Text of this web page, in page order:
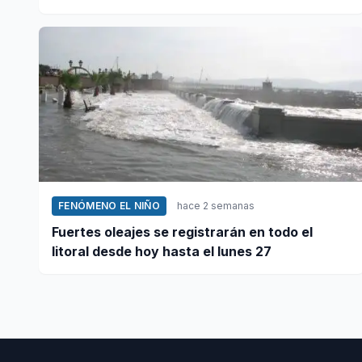
FENÓMENO EL NIÑO hace 2 semanas
Fuertes oleajes se registrarán en todo el
litoral desde hoy hasta el lunes 27